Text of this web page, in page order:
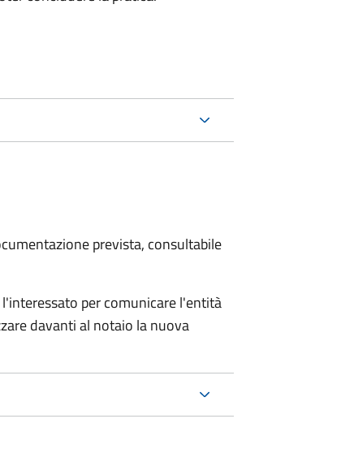
prevista, consultabile
per comunicare l'entità
davanti al notaio la nuova